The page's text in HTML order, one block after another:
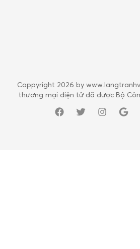
Coppyright 2026 by
thương mại điện tử đã được Bộ